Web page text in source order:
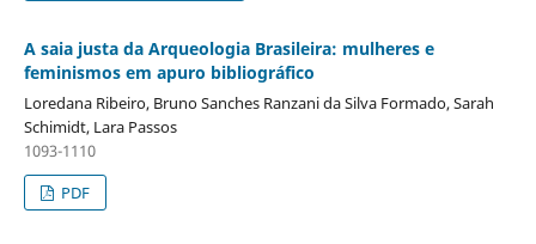
A saia justa da Arqueologia Brasileira: mulheres e
feminismos em apuro bibliográfico
Loredana Ribeiro, Bruno Sanches Ranzani da Silva Formado, Sarah
Schimidt, Lara Passos
1093-1110
PDF